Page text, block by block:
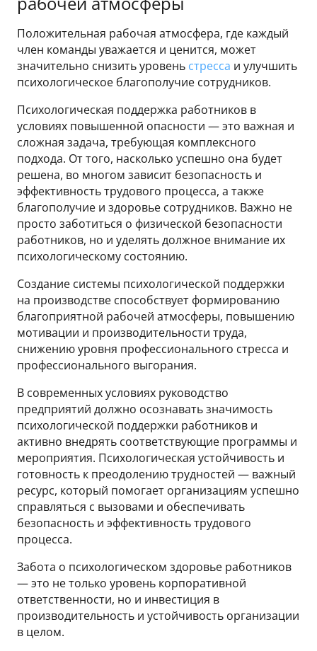
Положительная рабочая атмосфера, где каждый
член команды уважается и ценится, может
значительно снизить уровень стресса и улучшить
психологическое благополучие сотрудников.
Психологическая поддержка работников в
условиях повышенной опасности — это важная и
сложная задача, требующая комплексного
подхода. От того, насколько успешно она будет
решена, во многом зависит безопасность и
эффективность трудового процесса, а также
благополучие и здоровье сотрудников. Важно не
просто заботиться о физической безопасности
работников, но и уделять должное внимание их
психологическому состоянию.
Создание системы психологической поддержки
на производстве способствует формированию
благоприятной рабочей атмосферы, повышению
мотивации и производительности труда,
снижению уровня профессионального стресса и
профессионального выгорания.
В современных условиях руководство
предприятий должно осознавать значимость
психологической поддержки работников и
активно внедрять соответствующие программы и
мероприятия. Психологическая устойчивость и
готовность к преодолению трудностей — важный
ресурс, который помогает организациям успешно
справляться с вызовами и обеспечивать
безопасность и эффективность трудового
процесса.
Забота о психологическом здоровье работников
— это не только уровень корпоративной
ответственности, но и инвестиция в
производительность и устойчивость организации
в целом.